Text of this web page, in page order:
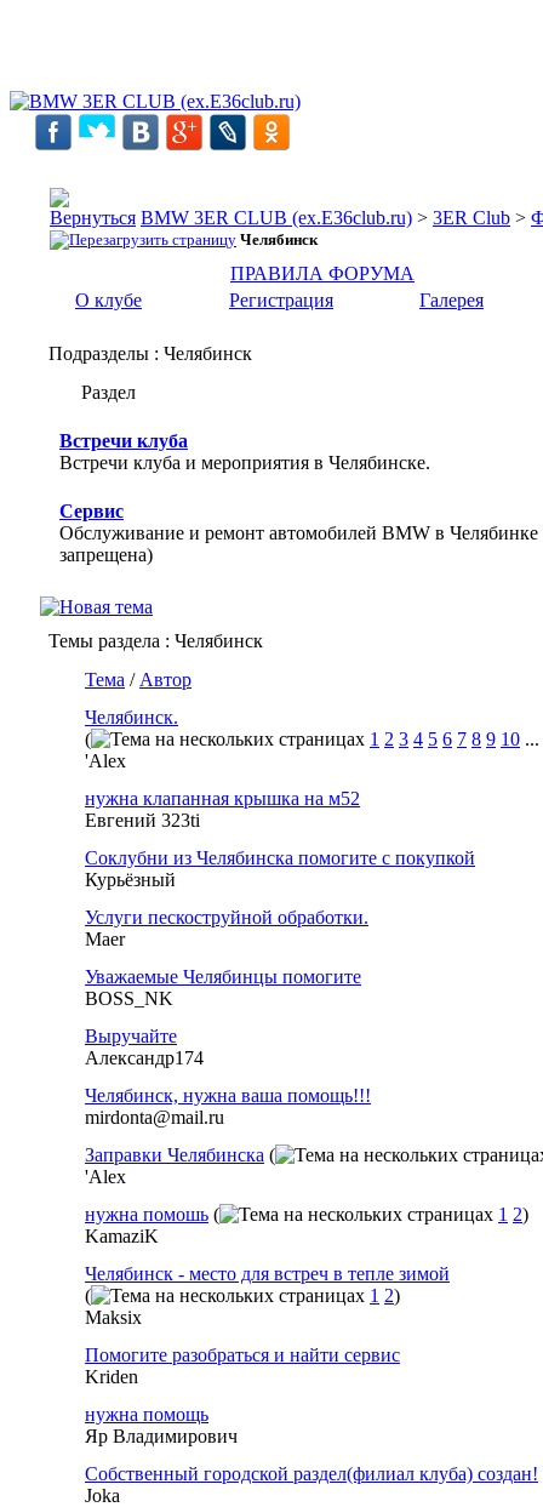
BMW 3ER CLUB (ex.E36club.ru) > 3ER Club >
Челябинск
ПРАВИЛА ФОРУМА
О клубе
Регистрация Галерея
Подразделы : Челябинск
Раздел
Встречи клуба
Встречи клуба и мероприятия в Челябинске.
Сервис
Обслуживание и ремонт автомобилей BMW в Челябинке
запрещена)
Темы раздела : Челябинск
Тема / Автор
Челябинск.
(
1 2 3 4 5 6 7 8 9 10 ...
'Alex
нужна клапанная крышка на м52
Евгений 323ti
Соклубни из Челябинска помогите с покупкой
Курьёзный
Услуги пескоструйной обработки.
Maer
Уважаемые Челябинцы помогите
BOSS_NK
Выручайте
Александр174
Челябинск, нужна ваша помощь!!!
mirdonta@mail.ru
Заправки Челябинска (
'Alex
нужна помошь ( 1 2)
KamaziK
Челябинск - место для встреч в тепле зимой
(
1 2)
Maksix
Помогите разобраться и найти сервис
Kriden
нужна помощь
Яр Владимирович
Собственный городской раздел(филиал клуба) создан!
Joka